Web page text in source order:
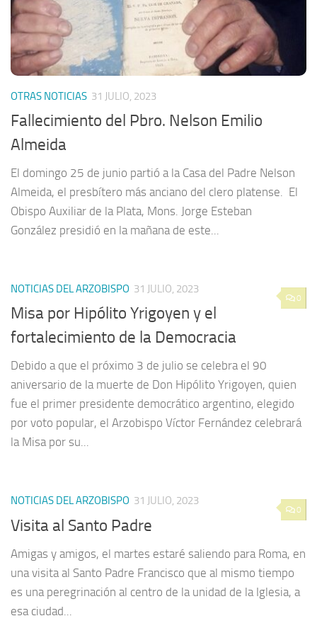
OTRAS NOTICIAS 31 JULIO, 2023
Fallecimiento del Pbro. Nelson Emilio
Almeida
El domingo 25 de junio partió a la Casa del Padre Nelson
Almeida, el presbítero más anciano del clero platense. El
Obispo Auxiliar de la Plata, Mons. Jorge Esteban
González presidió en la mañana de este...
0
NOTICIAS DEL ARZOBISPO 31 JULIO, 2023
Misa por Hipólito Yrigoyen y el
fortalecimiento de la Democracia
Debido a que el próximo 3 de julio se celebra el 90
aniversario de la muerte de Don Hipólito Yrigoyen, quien
fue el primer presidente democrático argentino, elegido
por voto popular, el Arzobispo Víctor Fernández celebrará
la Misa por su...
0
NOTICIAS DEL ARZOBISPO 31 JULIO, 2023
Visita al Santo Padre
Amigas y amigos, el martes estaré saliendo para Roma, en
una visita al Santo Padre Francisco que al mismo tiempo
es una peregrinación al centro de la unidad de la Iglesia, a
esa ciudad...